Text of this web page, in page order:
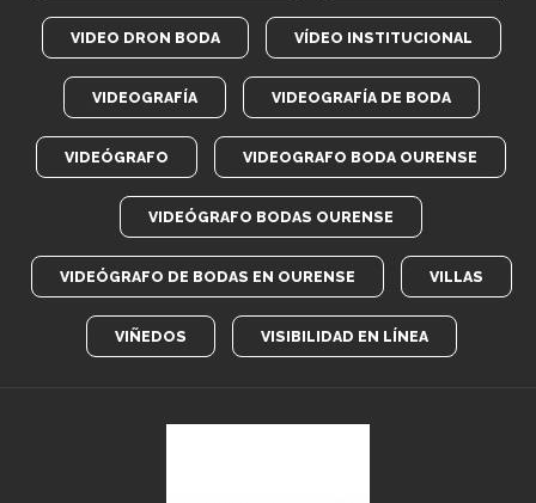
VIDEO DRON BODA VÍDEO INSTITUCIONAL
VIDEOGRAFÍA VIDEOGRAFÍA DE BODA
VIDEÓGRAFO VIDEOGRAFO BODA OURENSE
VIDEÓGRAFO BODAS OURENSE
VIDEÓGRAFO DE BODAS EN OURENSE VILLAS
VIÑEDOS VISIBILIDAD EN LÍNEA